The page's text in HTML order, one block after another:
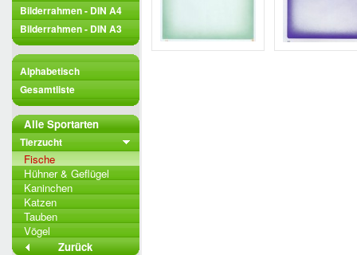
Bilderrahmen - DIN A4
Bilderrahmen - DIN A3
Alphabetisch
Gesamtliste
Alle Sportarten
Tierzucht
Fische
Hühner & Geflügel
Kaninchen
Katzen
Tauben
Vögel
Zurück